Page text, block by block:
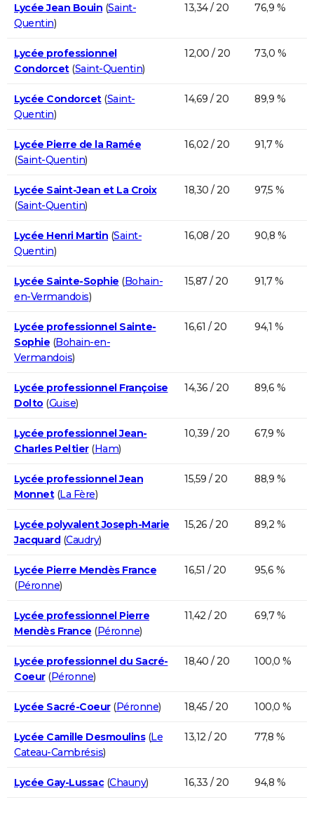
Lycée Jean Bouin (Saint-
Quentin)
13,34 / 20 76,9 %
Lycée professionnel
Condorcet(Saint-Quentin)
12,00 / 20 73,0 %
Lycée Condorcet(Saint-
Quentin)
14,69 / 20 89,9 %
Lycée Pierre de la Ramée
(Saint-Quentin)
16,02 / 20 91,7 %
Lycée Saint-Jean et La Croix
(Saint-Quentin)
18,30 / 20 97,5 %
Lycée Henri Martin (Saint-
Quentin)
16,08 / 20 90,8 %
Lycée Sainte-Sophie (Bohain-
en-Vermandois)
15,87 / 20 91,7 %
Lycée professionnel Sainte-
Sophie (Bohain-en-
Vermandois)
16,61 / 20 94,1 %
Lycée professionnel Françoise
Dolto (Guise)
14,36 / 20 89,6 %
Lycée professionnel Jean-
Charles Peltier(Ham)
10,39 / 20 67,9 %
Lycée professionnel Jean
Monnet(La Fère)
15,59 / 20 88,9 %
Lycée polyvalent Joseph-Marie
Jacquard(Caudry)
15,26 / 20 89,2 %
Lycée Pierre Mendès France
(Péronne)
16,51 / 20 95,6 %
Lycée professionnel Pierre
Mendès France (Péronne)
11,42 / 20 69,7 %
Lycée professionnel du Sacré-
Coeur(Péronne)
18,40 / 20 100,0 %
Lycée Sacré-Coeur(Péronne) 18,45 / 20 100,0 %
Lycée Camille Desmoulins(Le
Cateau-Cambrésis)
13,12 / 20 77,8 %
Lycée Gay-Lussac(Chauny) 16,33 / 20 94,8 %